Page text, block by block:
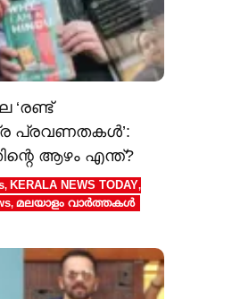
പ്രവണതകൾ’:
ആഴം എന്ത്?
, KERALA NEWS TODAY,
,മലയാളം വാർത്തകൾ